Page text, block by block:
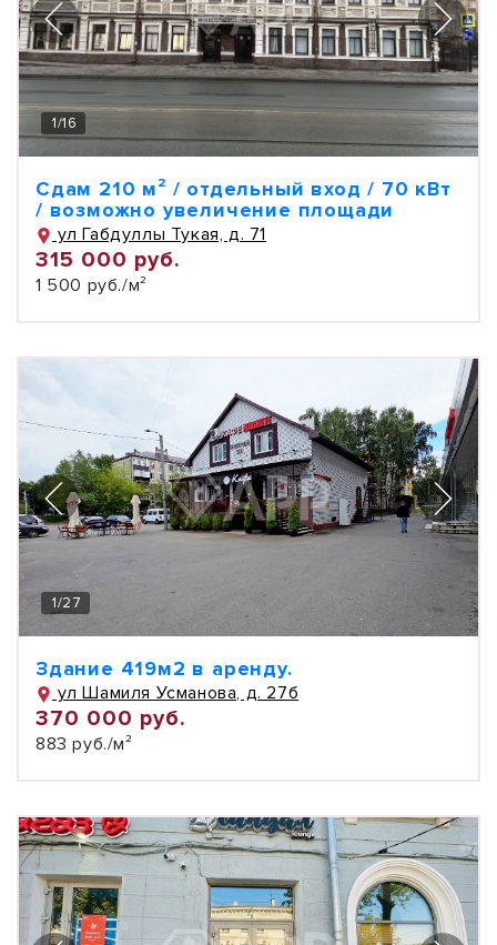
1/16
Сдам 210 м² / отдельный вход / 70 кВт
/ возможно увеличение площади
ул Габдуллы Тукая, д. 71
315 000 руб.
1 500 руб./м²
1/27
Здание 419м2 в аренду.
ул Шамиля Усманова, д. 27б
370 000 руб.
883 руб./м²